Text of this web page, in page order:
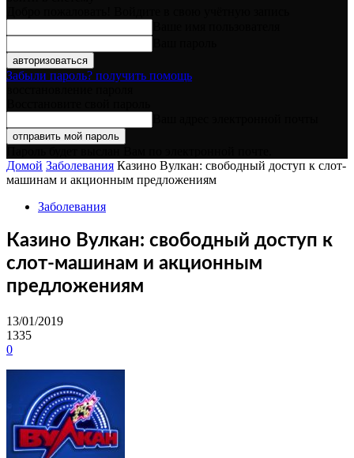
Забыли пароль? получить помощь
Домой Заболевания Казино Вулкан: свободный доступ к слот-
машинам и акционным предложениям
Заболевания
Казино Вулкан: свободный доступ к
слот-машинам и акционным
предложениям
13/01/2019
1335
0